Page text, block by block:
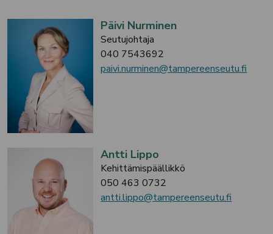
Päivi Nurminen
Seutujohtaja
040 7543692
paivi.nurminen@tampereenseutu.fi
Antti Lippo
Kehittämispäällikkö
050 463 0732
antti.lippo@tampereenseutu.fi